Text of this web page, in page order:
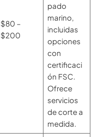
$80 –
$200
pado
marino,
incluidas
opciones
con
certificaci
ón FSC.
Ofrece
servicios
de corte a
medida.